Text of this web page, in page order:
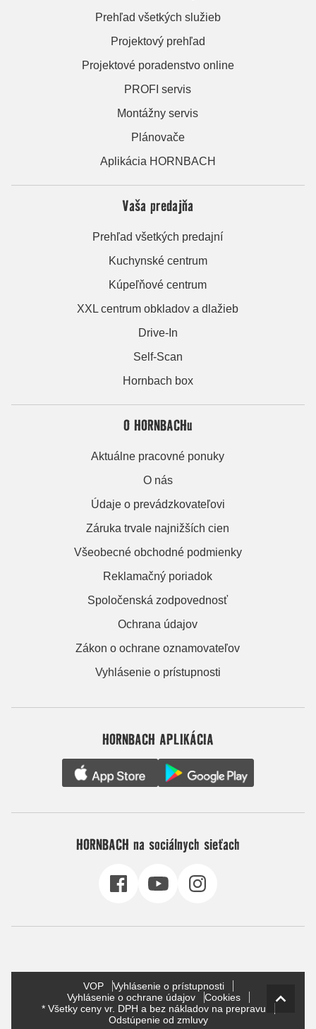
Prehľad všetkých služieb
Projektový prehľad
Projektové poradenstvo online
PROFI servis
Montážny servis
Plánovače
Aplikácia HORNBACH
Vaša predajňa
Prehľad všetkých predajní
Kuchynské centrum
Kúpeľňové centrum
XXL centrum obkladov a dlažieb
Drive-In
Self-Scan
Hornbach box
O HORNBACHu
Aktuálne pracovné ponuky
O nás
Údaje o prevádzkovateľovi
Záruka trvale najnižších cien
Všeobecné obchodné podmienky
Reklamačný poriadok
Spoločenská zodpovednosť
Ochrana údajov
Zákon o ochrane oznamovateľov
Vyhlásenie o prístupnosti
HORNBACH APLIKÁCIA
HORNBACH na sociálnych sieťach
VOP
Vyhlásenie o prístupnosti
Vyhlásenie o ochrane údajov
Cookies
* Všetky ceny vr. DPH a bez nákladov na prepravu
Odstúpenie od zmluvy